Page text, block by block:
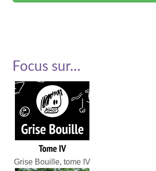
Focus sur…
Grise Bouille, tome IV